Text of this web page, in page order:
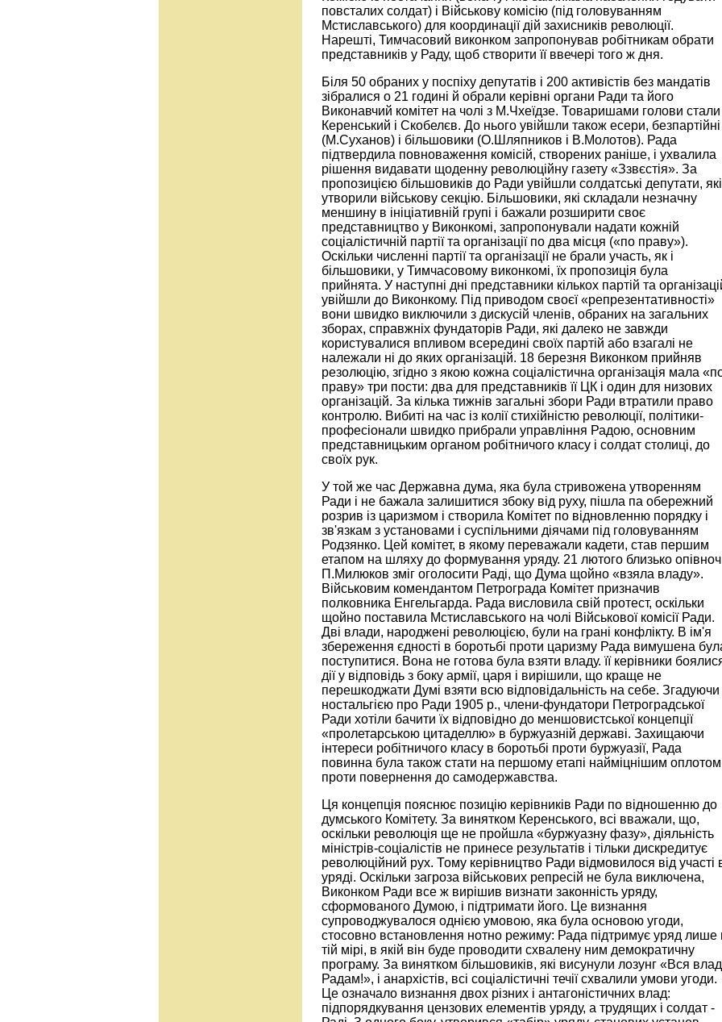
повсталих солдат) і Військову комісію (під головуванням
Мстиславського) для координації дій захисників революції.
Нарешті, Тимчасовий виконком запропонував робітникам обрати
представників у Раду, щоб створити її ввечері того ж дня.
Біля 50 обраних у поспіху депутатів і 200 активістів без мандатів
зібралися о 21 годині й обрали керівні органи Ради та його
Виконавчий комітет на чолі з М.Чхеїдзе. Товаришами голови стали
Керенський і Скобелєв. До нього увійшли також есери, безпартійні
(М.Суханов) і більшовики (О.Шляпников і В.Молотов). Рада
підтвердила повноваження комісій, створених раніше, і ухвалила
рішення видавати щоденну революційну газету «Ззвєстія». За
пропозицією більшовиків до Ради увійшли солдатські депутати, які
утворили військову секцію. Більшовики, які складали незначну
меншину в ініціативній групі і бажали розширити своє
представництво у Виконкомі, запропонували надати кожній
соціалістичній партії та організації по два місця («по праву»).
Оскільки численні партії та організації не брали участь, як і
більшовики, у Тимчасовому виконкомі, їх пропозиція була
прийнята. У наступні дні представники кількох партій та
увійшли до Виконкому. Під приводом своєї «репрезентативності»
вони швидко виключили з дискусій членів, обраних на загальних
зборах, справжніх фундаторів Ради, які далеко не завжди
користувалися впливом всередині своїх партій або взагалі не
належали ні до яких організацій. 18 березня Виконком прийняв
резолюцію, згідно з якою кожна соціалістична організація мала
праву» три пости: два для представників її ЦК і один для низових
організацій. За кілька тижнів загальні збори Ради втратили право
контролю. Вибиті на час із колії стихійністю революції, політики-
професіонали швидко прибрали управління Радою, основним
представницьким органом робітничого класу і солдат столиці, до
своїх рук.
У той же час Державна дума, яка була стривожена утворенням
Ради і не бажала залишитися збоку від руху, пішла па обережний
розрив із царизмом і створила Комітет по відновленню порядку і
зв'язкам з установами і суспільними діячами під головуванням
Родзянко. Цей комітет, в якому переважали кадети, став першим
етапом на шляху до формування уряду. 21 лютого близько
П.Милюков зміг оголосити Раді, що Дума щойно «взяла владу».
Військовим комендантом Петрограда Комітет призначив
полковника Енгельгарда. Рада висловила свій протест, оскільки
щойно поставила Мстиславського на чолі Військової комісії Ради.
Дві влади, народжені революцією, були на грані конфлікту. В ім'я
збереження єдності в боротьбі проти царизму Рада вимушена
поступитися. Вона не готова була взяти владу. її керівники
дії у відповідь з боку армії, царя і вирішили, що краще не
перешкоджати Думі взяти всю відповідальність на себе. Згадуючи
ностальгією про Ради 1905 р., члени-фундатори Петроградської
Ради хотіли бачити їх відповідно до меншовистської концепції
«пролетарською цитаделлю» в буржуазній державі. Захищаючи
інтереси робітничого класу в боротьбі проти буржуазії, Рада
повинна була також стати на першому етапі найміцнішим оплотом
проти повернення до самодержавства.
Ця концепція пояснює позицію керівників Ради по відношенню до
думського Комітету. За винятком Керенського, всі вважали, що,
оскільки революція ще не пройшла «буржуазну фазу», діяльність
міністрів-соціалістів не принесе результатів і тільки дискредитує
революційний рух. Тому керівництво Ради відмовилося від участі
уряді. Оскільки загроза військових репресій не була виключена,
Виконком Ради все ж вирішив визнати законність уряду,
сформованого Думою, і підтримати його. Це визнання
супроводжувалося однією умовою, яка була основою угоди,
стосовно встановлення нотно режиму: Рада підтримує уряд лише
тій мірі, в якій він буде проводити схвалену ним демократичну
програму. За винятком більшовиків, які висунули лозунг «Вся
Радам!», і анархістів, всі соціалістичні течії схвалили умови угоди.
Це означало визнання двох різних і антагоністичних влад:
підпорядкування цензових елементів уряду, а трудящих і солдат -